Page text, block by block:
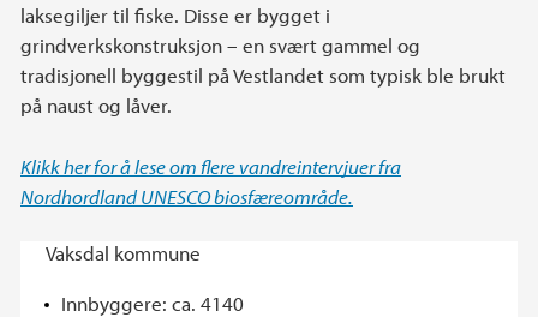
laksegiljer til fiske. Disse er bygget i
grindverkskonstruksjon – en svært gammel og
tradisjonell byggestil på Vestlandet som typisk ble brukt
på naust og låver.
Klikk her for å lese om flere vandreintervjuer fra
Nordhordland UNESCO biosfæreområde.
Vaksdal kommune
Innbyggere: ca. 4140